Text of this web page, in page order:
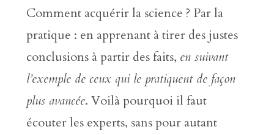
Comment acquérir la science ? Par la
pratique : en apprenant à tirer des justes
conclusions à partir des faits, en suivant
l’exemple de ceux qui le pratiquent de façon
plus avancée. Voilà pourquoi il faut
écouter les experts, sans pour autant